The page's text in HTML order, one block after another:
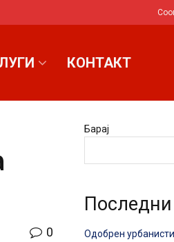
КОНТАКТ
0
Барај
Последни
Одобрен